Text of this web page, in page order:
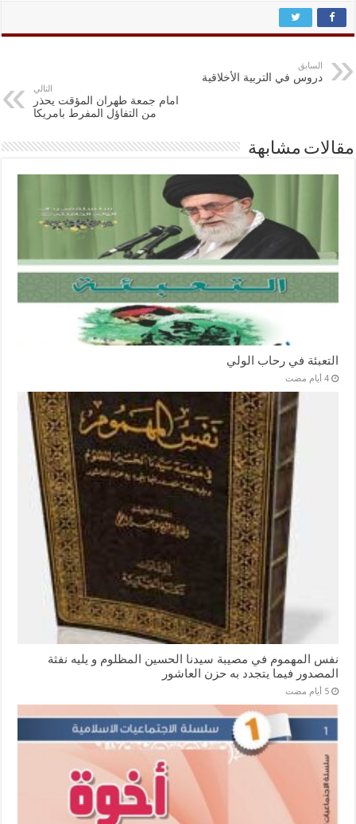
السابق
دروس في التربية الأخلاقية
التالي
امام جمعة طهران المؤقت يحذر
من التفاؤل المفرط بامريكا
مقالات مشابهة
التعبئة في رحاب الولي
‏4 أيام مضت
نفس المهموم في مصيبة سيدنا الحسين المظلوم و يليه نفثة
المصدور فيما يتجدد به حزن العاشور
‏5 أيام مضت